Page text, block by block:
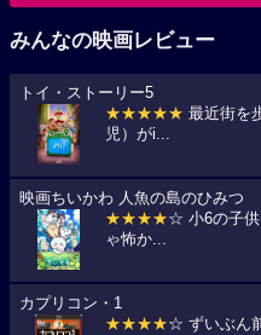
みんなの映画レビュー
トイ・ストーリー5
★★★★★ 最近街を
児）がi...
映画ちいかわ 人魚の島のひみつ
★★★★☆ 小6の子供
ゃ怖か...
カプリコン・1
★★★★☆ ずいぶん